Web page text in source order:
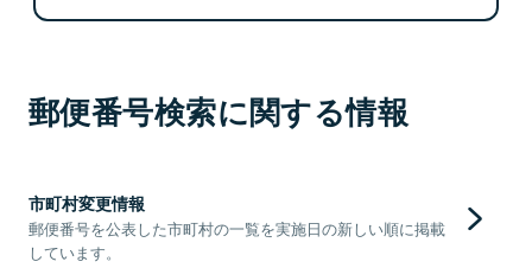
郵便番号検索に関する情報
市町村変更情報
郵便番号を公表した市町村の一覧を実施日の新しい順に掲載
しています。